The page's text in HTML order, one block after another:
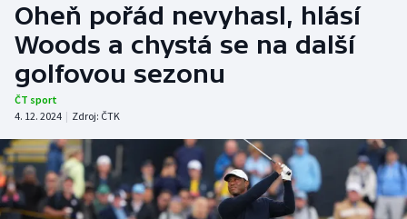
Hokej
Tenis
Atletika
Cyklistika
DALŠÍ SPORTY
Oheň pořád nevyhasl, hlásí
Woods a chystá se na další
golfovou sezonu
ČT sport
4. 12. 2024 | Zdroj: ČTK